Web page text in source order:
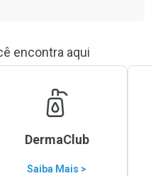
encontra aqui
DermaClub
Saiba Mais >